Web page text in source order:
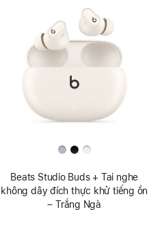
Beats Studio Buds + Tai nghe
không dây đích thực khử tiếng ồn
– Trắng Ngà